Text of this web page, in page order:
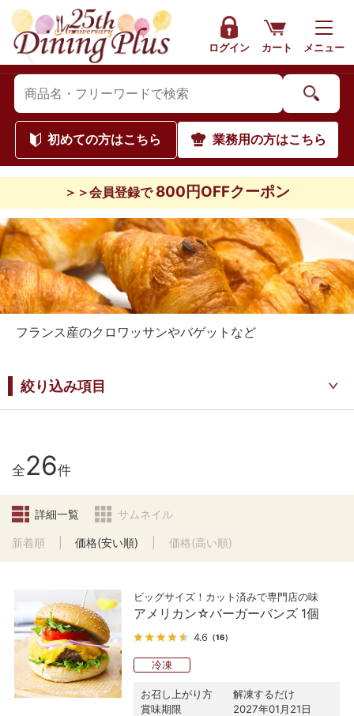
ログイン カート メニュー
初めての方はこちら 業務用の方はこちら
＞＞会員登録で 800円OFFクーポン
フランス産のクロワッサンやバゲットなど
絞り込み項目
全26件
詳細一覧 サムネイル
新着順 価格(安い順) 価格(高い順)
ビッグサイズ！カット済みで専門店の味
アメリカン☆バーガーバンズ 1個
4.6 （16）
冷凍
お召し上がり方
解凍するだけ
賞味期限
2027年01月21日